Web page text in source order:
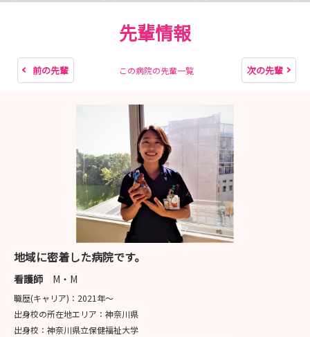
ぜひお気軽にブースへお立ち寄りください！
先輩情報
前の先輩 この病院の先輩一覧 次の先輩
地域に密着した病院です。
看護師 M・M
職歴(キャリア)： 2021年〜
出身校の所在地エリア： 神奈川県
出身校： 神奈川県立保健福祉大学